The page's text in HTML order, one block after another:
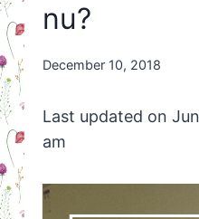
nu?
By
December 10, 2018
Last updated on
am